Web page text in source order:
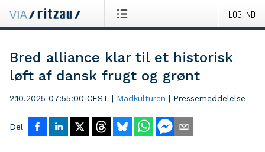
LOG IND
Bred alliance klar til et historisk
løft af dansk frugt og grønt
2.10.2025 07:55:00 CEST | Madkulturen | Pressemeddelelse
Del